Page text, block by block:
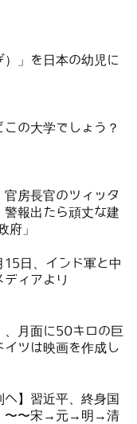
）」を日本の幼児に
この大学でしょう？
官房長官のツィッタ
報出たら頑丈な建
府」
15日、インド軍と中
ディアより
、月面に50キロの巨
ツは映画を作成し
へ】習近平、終身国
〜〜宋→元→明→清